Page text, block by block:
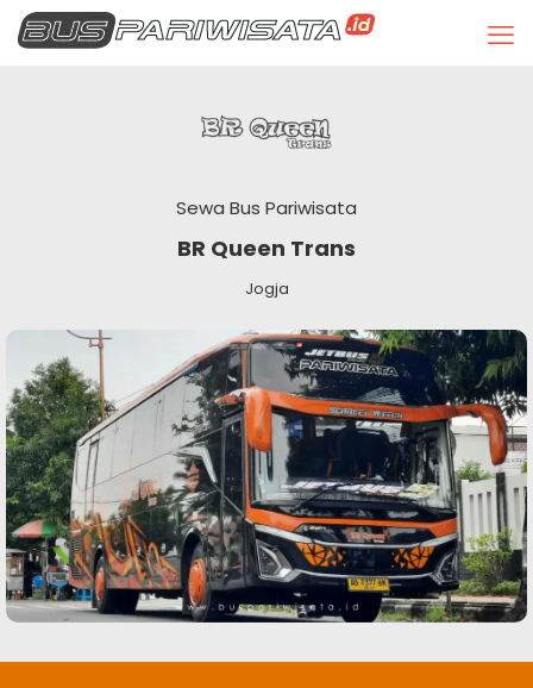
Sewa Bus Pariwisata
BR Queen Trans
Jogja